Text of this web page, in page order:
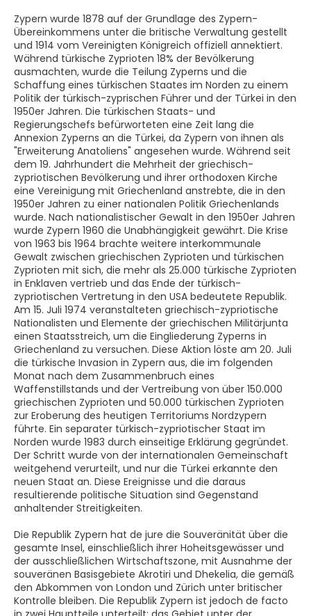
Zypern wurde 1878 auf der Grundlage des Zypern-
Übereinkommens unter die britische Verwaltung gestellt
und 1914 vom Vereinigten Königreich offiziell annektiert.
Während türkische Zyprioten 18% der Bevölkerung
ausmachten, wurde die Teilung Zyperns und die
Schaffung eines türkischen Staates im Norden zu einem
Politik der türkisch-zyprischen Führer und der Türkei in den
1950er Jahren. Die türkischen Staats- und
Regierungschefs befürworteten eine Zeit lang die
Annexion Zyperns an die Türkei, da Zypern von ihnen als
"Erweiterung Anatoliens" angesehen wurde. Während seit
dem 19. Jahrhundert die Mehrheit der griechisch-
zypriotischen Bevölkerung und ihrer orthodoxen Kirche
eine Vereinigung mit Griechenland anstrebte, die in den
1950er Jahren zu einer nationalen Politik Griechenlands
wurde. Nach nationalistischer Gewalt in den 1950er Jahren
wurde Zypern 1960 die Unabhängigkeit gewährt. Die Krise
von 1963 bis 1964 brachte weitere interkommunale
Gewalt zwischen griechischen Zyprioten und türkischen
Zyprioten mit sich, die mehr als 25.000 türkische Zyprioten
in Enklaven vertrieb und das Ende der türkisch-
zypriotischen Vertretung in den USA bedeutete Republik.
Am 15. Juli 1974 veranstalteten griechisch-zypriotische
Nationalisten und Elemente der griechischen Militärjunta
einen Staatsstreich, um die Eingliederung Zyperns in
Griechenland zu versuchen. Diese Aktion löste am 20. Juli
die türkische Invasion in Zypern aus, die im folgenden
Monat nach dem Zusammenbruch eines
Waffenstillstands und der Vertreibung von über 150.000
griechischen Zyprioten und 50.000 türkischen Zyprioten
zur Eroberung des heutigen Territoriums Nordzypern
führte. Ein separater türkisch-zypriotischer Staat im
Norden wurde 1983 durch einseitige Erklärung gegründet.
Der Schritt wurde von der internationalen Gemeinschaft
weitgehend verurteilt, und nur die Türkei erkannte den
neuen Staat an. Diese Ereignisse und die daraus
resultierende politische Situation sind Gegenstand
anhaltender Streitigkeiten.
Die Republik Zypern hat de jure die Souveränität über die
gesamte Insel, einschließlich ihrer Hoheitsgewässer und
der ausschließlichen Wirtschaftszone, mit Ausnahme der
souveränen Basisgebiete Akrotiri und Dhekelia, die gemäß
den Abkommen von London und Zürich unter britischer
Kontrolle bleiben. Die Republik Zypern ist jedoch de facto